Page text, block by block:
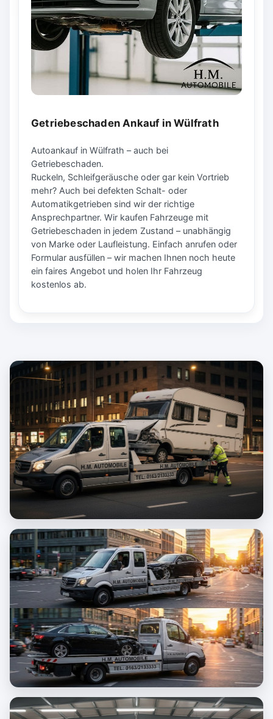
Getriebeschaden Ankauf in Wülfrath
Autoankauf in Wülfrath – auch bei
Getriebeschaden.
Ruckeln, Schleifgeräusche oder gar kein Vortrieb
mehr? Auch bei defekten Schalt- oder
Automatikgetrieben sind wir der richtige
Ansprechpartner. Wir kaufen Fahrzeuge mit
Getriebeschaden in jedem Zustand – unabhängig
von Marke oder Laufleistung. Einfach anrufen oder
Formular ausfüllen – wir machen Ihnen noch heute
ein faires Angebot und holen Ihr Fahrzeug
kostenlos ab.